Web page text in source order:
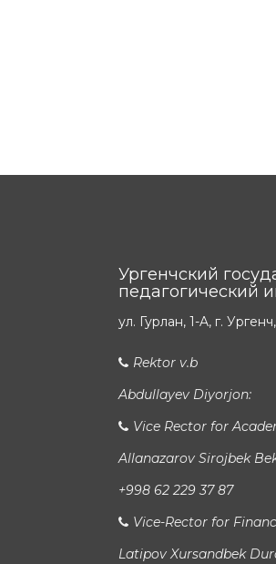
Ургенчский
педагогический
ул. Гурлан, 1-A, г.
Rektor v.b
Abdullayev Diyorjon:
Vice Rector for
Allanazarov Sirojbek
+998 62 229 37 87
Vice-Rector for
Latipov Xursandbek